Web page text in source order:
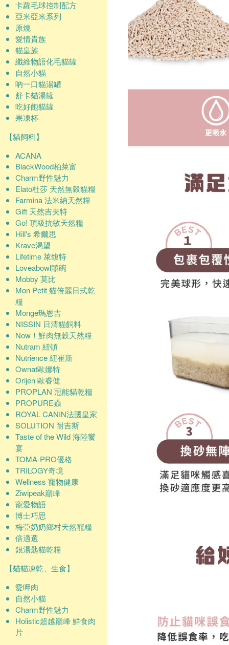
卡蘿毛球控制配方
亞米亞米系列
原燒
愛情貴族
貓皇族
纖維物語化毛貓罐
自然小貓
吶一口貓湯罐
舒卡貓湯罐
吃好飽貓罐
果凍杯
【貓飼料】
ACANA
BlackWood柏萊富
Charm野性魅力
Elato杜莎 天然無穀貓糧
Farmina 法米納天然糧
Gift 天然吉夫特
Go! 頂級抗敏天然糧
Hill's 希爾思
Krave渴望
Lifetime 萊馥特
Loveabowl囍碗
Mobby 莫比
Mon Petit 貓倍麗日式乾
糧
Monge瑪恩吉
NISSIN 日清貓飼料
Now！鮮肉無穀天然糧
Nutram 紐頓
Nutrience 紐崔斯
Ownat歐娜特
Orijen 歐睿健
PROPLAN 冠能貓乾糧
PROPURE猋
ROYAL CANIN法國皇家
SOLUTION 耐吉斯
Taste of the Wild 海陸饗
宴
TOMA-PRO優格
TRILOGY奇境
Wellness 寵物健康
Ziwipeak巔峰
寵愛物語
博士巧思
梅亞奶奶鄉村天然寵糧
倍適選
銀湯匙貓乾糧
【貓貓凍乾、生食】
愛呷肉
自然小貓
Charm野性魅力
Holistic超越巔峰 鮮食肉
片